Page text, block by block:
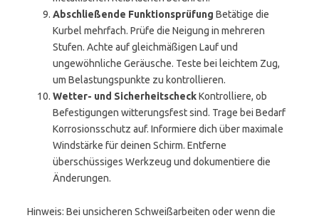
Abschließende Funktionsprüfung Betätige die
Kurbel mehrfach. Prüfe die Neigung in mehreren
Stufen. Achte auf gleichmäßigen Lauf und
ungewöhnliche Geräusche. Teste bei leichtem Zug,
um Belastungspunkte zu kontrollieren.
Wetter- und SicherheitscheckKontrolliere, ob
Befestigungen witterungsfest sind. Trage bei Bedarf
Korrosionsschutz auf. Informiere dich über maximale
Windstärke für deinen Schirm. Entferne
überschüssiges Werkzeug und dokumentiere die
Änderungen.
Hinweis: Bei unsicheren Schweißarbeiten oder wenn die